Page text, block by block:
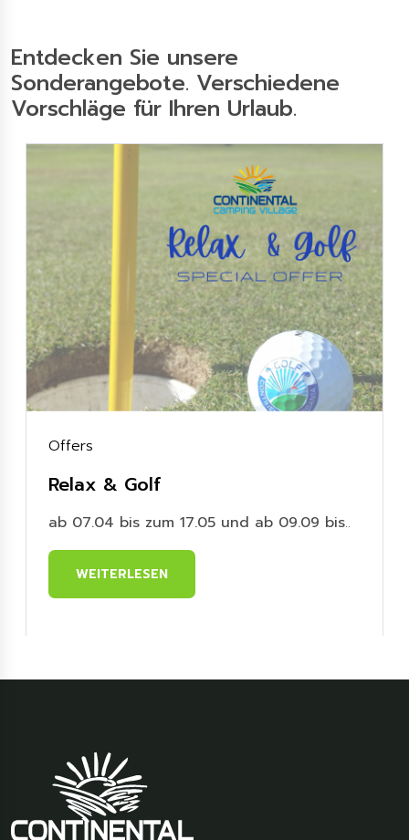
Entdecken Sie unsere
Sonderangebote. Verschiedene
Vorschläge für Ihren Urlaub.
Offers
Relax & Golf
ab 07.04 bis zum 17.05 und ab 09.09 bis..
WEITERLESEN